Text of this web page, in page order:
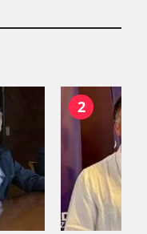
2